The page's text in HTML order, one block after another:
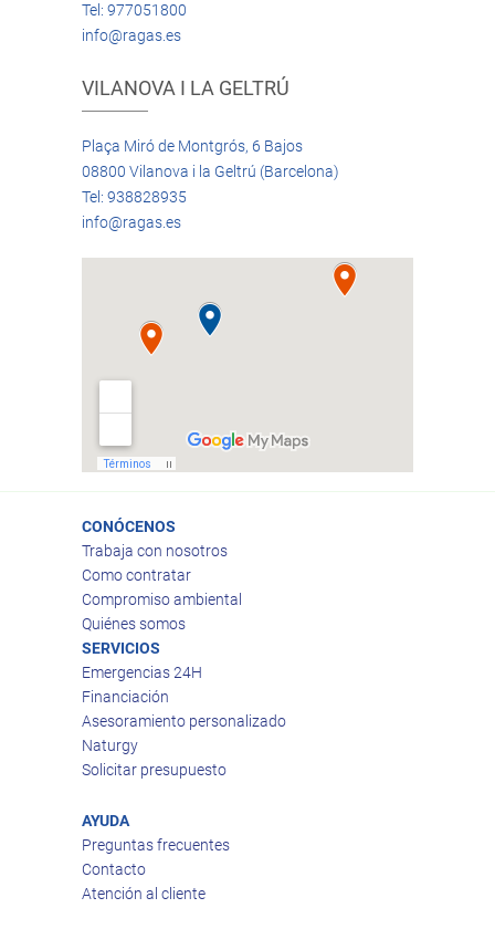
Tel: 977051800
info@ragas.es
VILANOVA I LA GELTRÚ
Plaça Miró de Montgrós, 6 Bajos
08800 Vilanova i la Geltrú (Barcelona)
Tel: 938828935
info@ragas.es
CONÓCENOS
Trabaja con nosotros
Como contratar
Compromiso ambiental
Quiénes somos
SERVICIOS
Emergencias 24H
Financiación
Asesoramiento personalizado
Naturgy
Solicitar presupuesto
AYUDA
Preguntas frecuentes
Contacto
Atención al cliente